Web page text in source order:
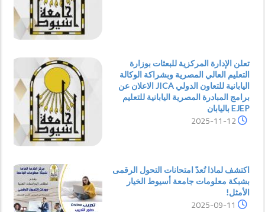
تعلن الإدارة المركزية للبعثات بوزارة
التعليم العالي المصرية وبشراكة الوكالة
اليابانية للتعاون الدولي JICA الاعلان عن
برامج المبادرة المصرية اليابانية للتعليم
EJEP باليابان
2025-11-12
اكتشف لماذا تُعدّ امتحانات التحول الرقمى
بشبكة معلومات جامعة أسيوط الخيار
الأمثل!
2025-09-11